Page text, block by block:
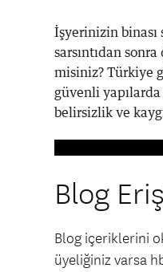
İşyerinizin
sarsıntıdan
misiniz? Türkiye
güvenli
belirsizlik ve
Blog
Blog içeriklerini
üyeliğiniz varsa